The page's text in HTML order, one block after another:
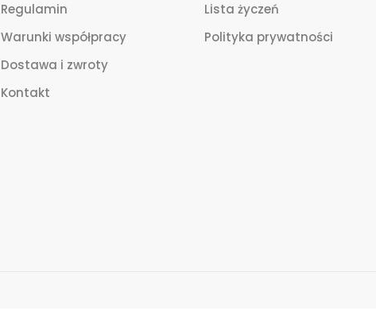
Regulamin
Warunki współpracy
Dostawa i zwroty
Kontakt
Lista życzeń
Polityka prywatności